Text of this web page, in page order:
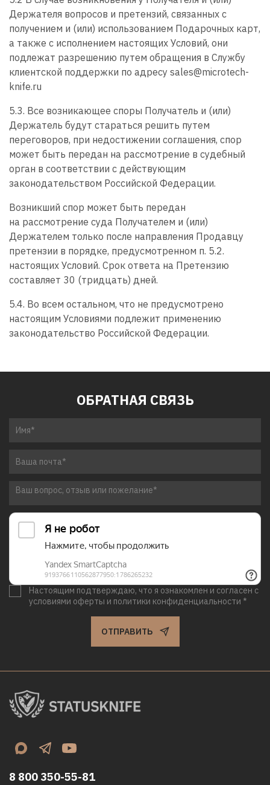
Держателя вопросов и претензий, связанных с
получением и (или) использованием Подарочных карт,
а также с исполнением настоящих Условий, они
подлежат разрешению путем обращения в Службу
клиентской поддержки по адресу sales@microtech-
knife.ru
5.3. Все возникающее споры Получатель и (или)
Держатель будут стараться решить путем
переговоров, при недостижении соглашения, спор
может быть передан на рассмотрение в судебный
орган в соответствии с действующим
законодательством Российской Федерации.
Возникший спор может быть передан
на рассмотрение суда Получателем и (или)
Держателем только после направления Продавцу
претензии в порядке, предусмотренном п. 5.2.
настоящих Условий. Срок ответа на Претензию
составляет 30 (тридцать) дней.
5.4. Во всем остальном, что не предусмотрено
настоящим Условиями подлежит применению
законодательство Российской Федерации.
ОБРАТНАЯ СВЯЗЬ
Настоящим подтверждаю, что я ознакомлен и согласен с
условиями оферты и политики конфиденциальности *
ОТПРАВИТЬ
8 800 350-55-81